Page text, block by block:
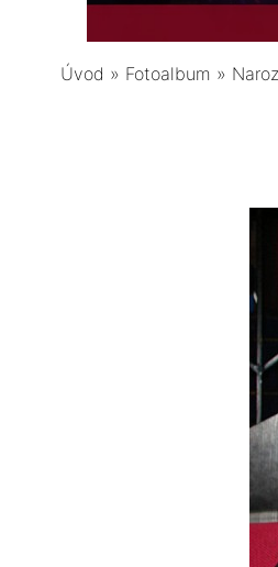
Úvod » Fotoalbum »